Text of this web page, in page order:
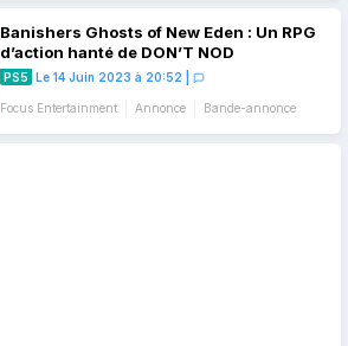
Banishers Ghosts of New Eden : Un RPG
d’action hanté de DON’T NOD
PS5 Le 14 Juin 2023 à 20:52
Focus Entertainment Annonce
Bande-annonce